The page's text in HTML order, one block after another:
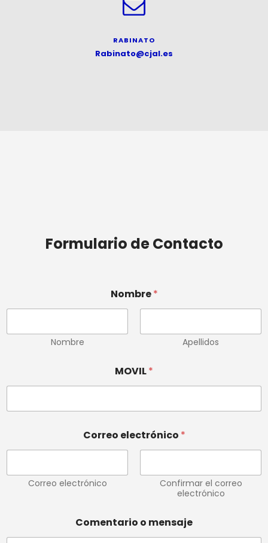
RABINATO
Rabinato@cjal.es
Formulario de Contacto
Nombre*
Nombre Apellidos
MOVIL*
o
m
V
I
L
Correo electrónico *
Correo electrónico
Confirmar el correo
electrónico
Comentario o mensaje